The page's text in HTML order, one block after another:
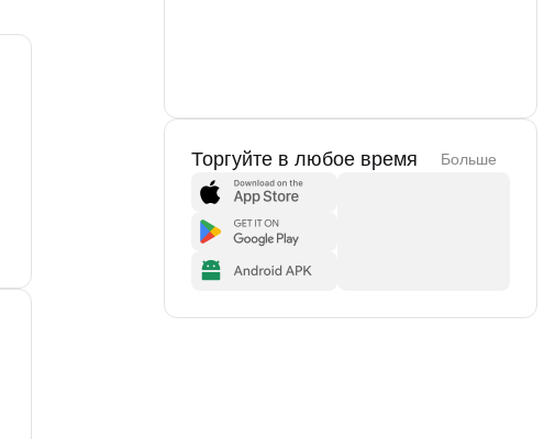
Торгуйте в любое время Больше